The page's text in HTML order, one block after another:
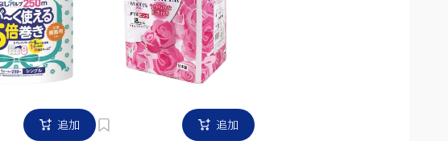
追加 追加